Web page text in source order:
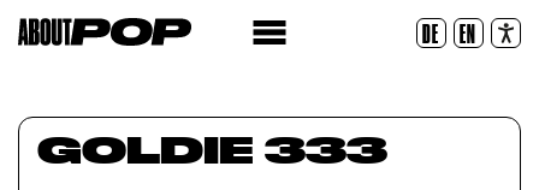
DE EN
Réinitialiser
GOLDIE 333